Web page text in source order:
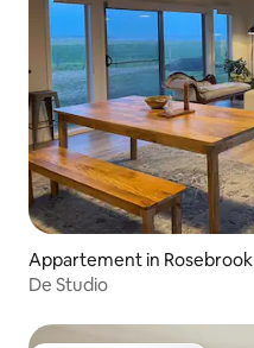
Appartement in Rosebrook
De Studio